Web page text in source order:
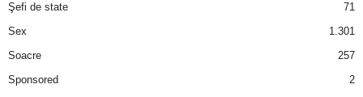
Şefi de state
71
Sex
1.301
Soacre
257
Sponsored
2